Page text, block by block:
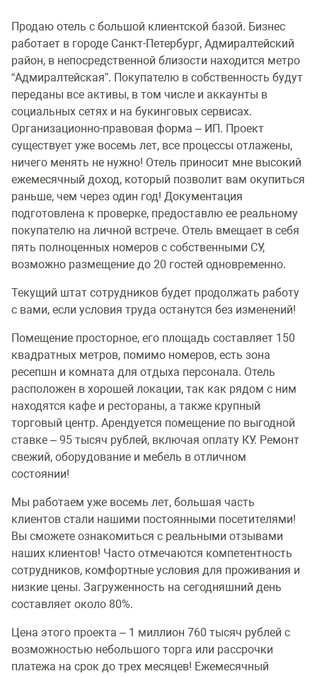
Продаю отель с большой клиентской базой. Бизнес
работает в городе Санкт-Петербург, Адмиралтейский
район, в непосредственной близости находится метро
“Адмиралтейская”. Покупателю в собственность будут
переданы все активы, в том числе и аккаунты в
социальных сетях и на букинговых сервисах.
Организационно-правовая форма – ИП. Проект
существует уже восемь лет, все процессы отлажены,
ничего менять не нужно! Отель приносит мне высокий
ежемесячный доход, который позволит вам окупиться
раньше, чем через один год! Документация
подготовлена к проверке, предоставлю ее реальному
покупателю на личной встрече. Отель вмещает в себя
пять полноценных номеров с собственными СУ,
возможно размещение до 20 гостей одновременно.
Текущий штат сотрудников будет продолжать работу
с вами, если условия труда останутся без изменений!
Помещение просторное, его площадь составляет 150
квадратных метров, помимо номеров, есть зона
ресепшн и комната для отдыха персонала. Отель
расположен в хорошей локации, так как рядом с ним
находятся кафе и рестораны, а также крупный
торговый центр. Арендуется помещение по выгодной
ставке – 95 тысяч рублей, включая оплату КУ. Ремонт
свежий, оборудование и мебель в отличном
состоянии!
Мы работаем уже восемь лет, большая часть
клиентов стали нашими постоянными посетителями!
Вы сможете ознакомиться с реальными отзывами
наших клиентов! Часто отмечаются компетентность
сотрудников, комфортные условия для проживания и
низкие цены. Загруженность на сегодняшний день
составляет около 80%.
Цена этого проекта – 1 миллион 760 тысяч рублей с
возможностью небольшого торга или рассрочки
платежа на срок до трех месяцев! Ежемесячный